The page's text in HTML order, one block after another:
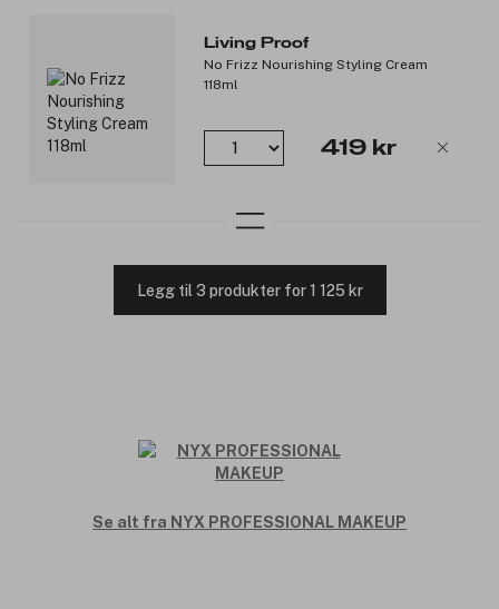
Living Proof
No Frizz Nourishing Styling Cream
118ml
419 kr
Legg til 3 produkter for 1 125 kr
Se alt fra NYX PROFESSIONAL MAKEUP